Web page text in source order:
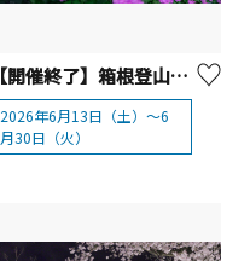
【開催終了】箱根登山鉄道「夜のあじさい号」運行
2026年6月13日（土）～6
月30日（火）